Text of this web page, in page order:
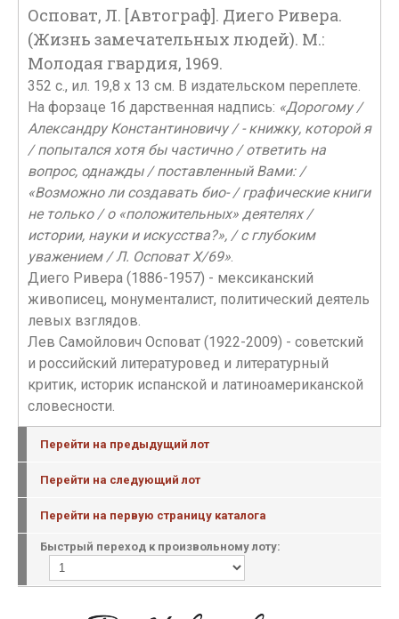
Осповат, Л. [Автограф]. Диего Ривера.
(Жизнь замечательных людей). М.:
Молодая гвардия, 1969.
352 c., ил. 19,8 х 13 см. В издательском переплете.
На форзаце 1б дарственная надпись: «Дорогому /
Александру Константиновичу / - книжку, которой я
/ попытался хотя бы частично / ответить на
вопрос, однажды / поставленный Вами: /
«Возможно ли создавать био- / графические книги
не только / о «положительных» деятелях /
истории, науки и искусства?», / с глубоким
уважением / Л. Осповат Х/69».
Диего Ривера (1886-1957) - мексиканский
живописец, монументалист, политический деятель
левых взглядов.
Лев Самойлович Осповат (1922-2009) - советский
и российский литературовед и литературный
критик, историк испанской и латиноамериканской
словесности.
Перейти на предыдущий лот
Перейти на следующий лот
Перейти на первую страницу каталога
Быстрый переход к произвольному лоту: